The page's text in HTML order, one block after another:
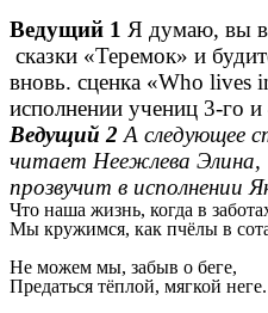
Ведущий 1 Я думаю, вы
сказки «Теремок» и
вновь. сценка «Who lives
исполнении учениц 3-го и
Ведущий 2 А следующее
читает Неежлева Элина,
прозвучит в исполнении
Что наша жизнь, когда в
Мы кружимся, как пчёлы в
Не можем мы, забыв о беге,
Предаться тёплой, мягкой неге.